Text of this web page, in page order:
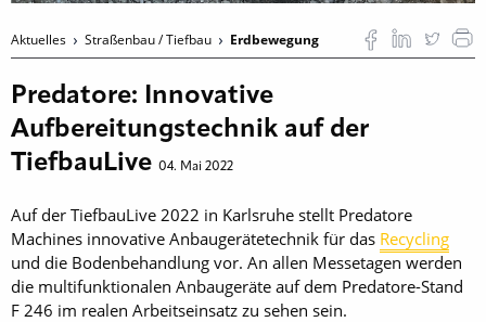
Aktuelles Straßenbau / Tiefbau Erdbewegung
Predatore: Innovative
Aufbereitungstechnik auf der
TiefbauLive 04. Mai 2022
Auf der TiefbauLive 2022 in Karlsruhe stellt Predatore
Machines innovative Anbaugerätetechnik für das Recycling
und die Bodenbehandlung vor. An allen Messetagen werden
die multifunktionalen Anbaugeräte auf dem Predatore-Stand
F 246 im realen Arbeitseinsatz zu sehen sein.